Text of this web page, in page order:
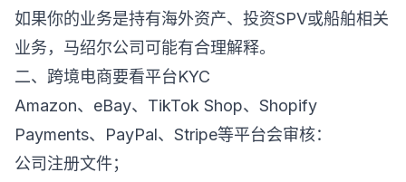
如果你的业务是持有海外资产、投资SPV或船舶相关
业务，马绍尔公司可能有合理解释。
二、跨境电商要看平台KYC
Amazon、eBay、TikTok Shop、Shopify
Payments、PayPal、Stripe等平台会审核：
公司注册文件；